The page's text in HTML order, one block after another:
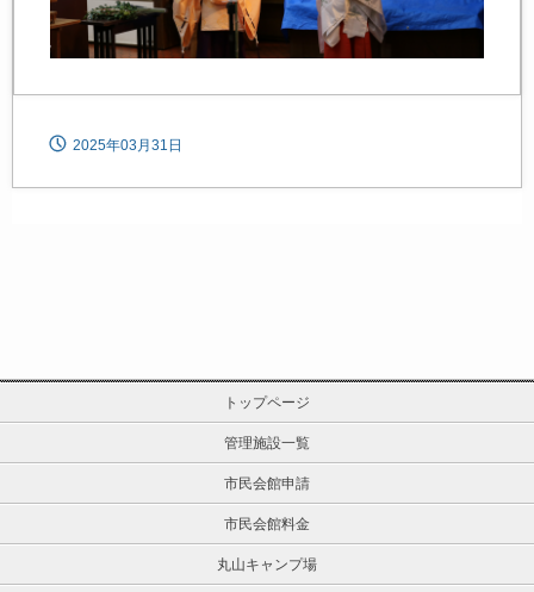
2025年03月31日
トップページ
管理施設一覧
市民会館申請
市民会館料金
丸山キャンプ場